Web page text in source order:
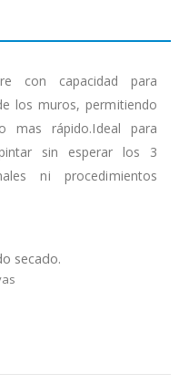
con capacidad para
los muros, permitiendo
mas rápido.Ideal para
sin esperar los 3
ni procedimientos
secado.